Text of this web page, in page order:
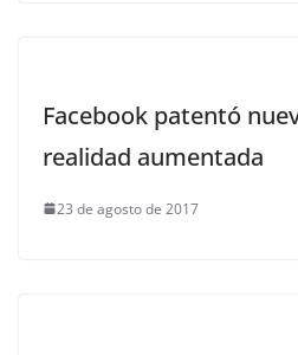
Facebook patentó
realidad aumentada
23 de agosto de 2017